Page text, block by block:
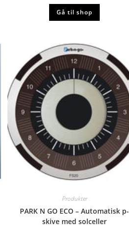
Gå til shop
Produkter
PARK N GO ECO – Automatisk p-
skive med solceller